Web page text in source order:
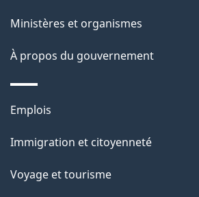
g
e
Ministères et organismes
À propos du gouvernement
Thèmes
sujets
Emplois
Immigration et citoyenneté
Voyage et tourisme